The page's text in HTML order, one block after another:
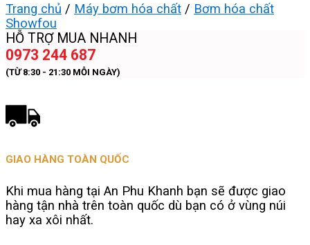
Trang chủ / Máy bơm hóa chất / Bơm hóa chất
Showfou
HỖ TRỢ MUA NHANH
0973 244 687
(TỪ 8:30 - 21:30 MỖI NGÀY)
GIAO HÀNG TOÀN QUỐC
Khi mua hàng tại An Phu Khanh bạn sẽ được giao
hàng tận nhà trên toàn quốc dù bạn có ở vùng núi
hay xa xôi nhất.